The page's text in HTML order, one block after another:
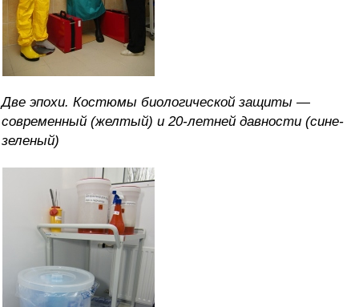
Две эпохи. Костюмы биологической защиты —
современный (желтый) и 20-летней давности (сине-
зеленый)